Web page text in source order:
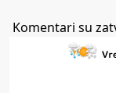
Komentari su